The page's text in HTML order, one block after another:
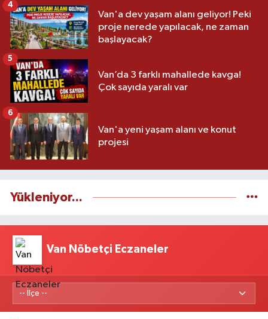
Van'a dev yaşam alanı geliyor! Peki
proje nerede yapılacak, ne zaman
başlayacak?
4
Van’da 3 farklı mahallede kavga!
Çok sayıda yaralı var
5
Van'a yeni yaşam alanı ve konut
projesi
6
Yükleniyor...
Van Nöbetçi Eczaneler